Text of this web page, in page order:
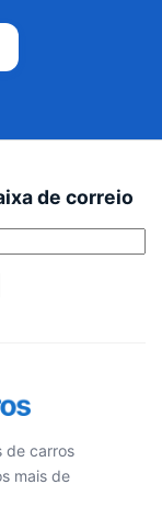
de correio
de carros
mais de